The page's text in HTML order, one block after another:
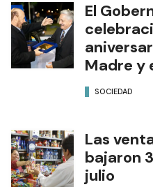
El
Madre y
SOCIEDAD
Las
bajaron
julio